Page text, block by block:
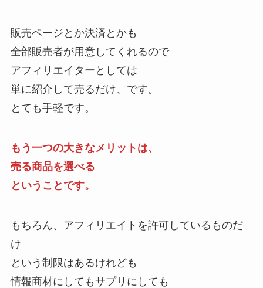
販売ページとか決済とかも
全部販売者が用意してくれるので
アフィリエイターとしては
単に紹介して売るだけ、です。
とても手軽です。
もう一つの大きなメリットは、
売る商品を選べる
ということです。
もちろん、アフィリエイトを許可しているものだ
け
という制限はあるけれども
情報商材にしてもサプリにしても